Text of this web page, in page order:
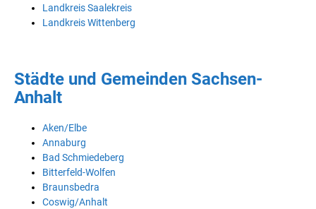
Landkreis Saalekreis
Landkreis Wittenberg
Städte und Gemeinden Sachsen-
Anhalt
Aken/Elbe
Annaburg
Bad Schmiedeberg
Bitterfeld-Wolfen
Braunsbedra
Coswig/Anhalt